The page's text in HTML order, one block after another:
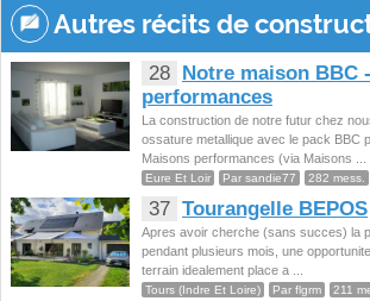
Autres récits de
28
Notre maison BBC
performances
La construction de notre futur chez
ossature metallique avec le pack BBC
Maisons performances (via Maisons ...
Eure Et Loir Par sandie77 282 mess.
37 Tourangelle BEPOS
Apres avoir cherche (sans succes) la
pendant plusieurs mois, une
terrain idealement place a ...
Tours (Indre Et Loire) Par flgrm 211